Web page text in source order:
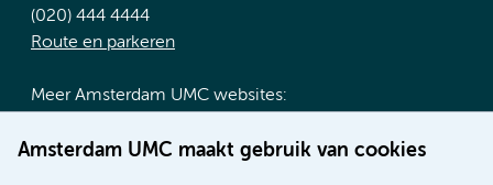
Amsterdam UMC maakt gebruik van cookies
(020) 444 4444
Route en parkeren
Meer Amsterdam UMC websites:
Werken bij Amsterdam UMC